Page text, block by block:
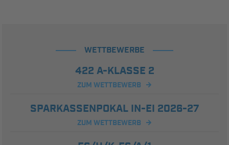
WETTBEWERBE
422 A-KLASSE 2
ZUM WETTBEWERB
SPARKASSENPOKAL IN-EI 2026-27
ZUM WETTBEWERB